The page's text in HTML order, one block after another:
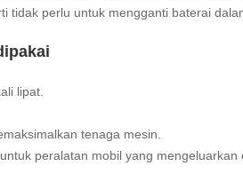
tidak perlu untuk mengganti baterai
lipat.
tenaga mesin.
peralatan mobil yang mengeluarkan